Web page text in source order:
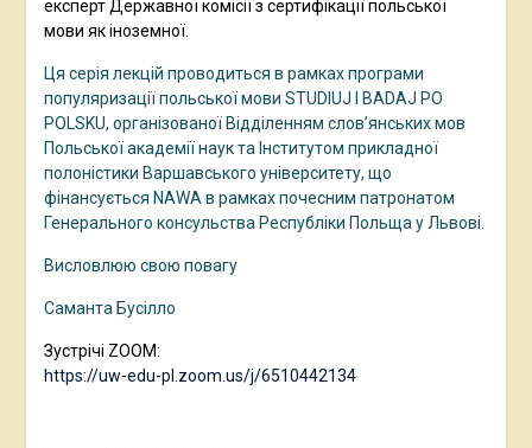
експерт Державної комісії з сертифікації польської
мови як іноземної.
Ця серія лекцій проводиться в рамках програми
популяризації польської мови STUDIUJ I BADAJ PO
POLSKU, організованої Відділенням слов’янських мов
Польської академії наук та Інститутом прикладної
полоністики Варшавського університету, що
фінансується NAWA в рамках почесним патронатом
Генерального консульства Республіки Польща у Львові.
Висловлюю свою повагу
Саманта Бусілло
Зустрічі ZOOM:
https://uw-edu-pl.zoom.us/j/6510442134